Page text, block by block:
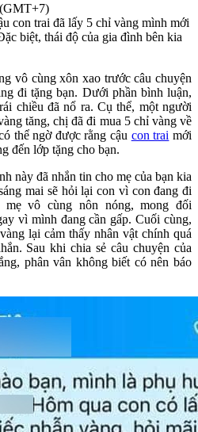
con trai đã lấy 5 chỉ vàng mình mới
biệt, thái độ của gia đình bên kia
vô cùng xôn xao trước câu chuyện
đi tặng bạn. Dưới phần bình luận,
chiều đã nổ ra. Cụ thể, một người
tăng, chị đã đi mua 5 chỉ vàng về
thể ngờ được rằng cậu con trai mới
đến lớp tặng cho bạn.
này đã nhắn tin cho mẹ của bạn kia
mai sẽ hỏi lại con vì con đang đi
vô cùng nôn nóng, mong đối
vì mình đang cần gấp. Cuối cùng,
lại cảm thấy nhân vật chính quá
Sau khi chia sẻ câu chuyện của
phân vân không biết có nên báo